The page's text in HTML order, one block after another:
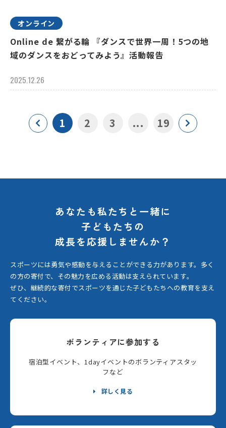
オンライン
Online de 繋がる輪 『ダンスで世界一周！5つの地
域のダンスをおどってみよう』活動報告
2025.12.26
1 2 3 ... 19
あなたも私たちと一緒に
子どもたちの
成長を応援しませんか？
スポーツには勇気や感動を与えることができる力があります。 多く
の方の寄付で、その魅力を広める活動は支えられています。
ぜひ、継続的な寄付でスポーツを通じた子どもたちへの教育を支え
てください。
ボランティアに参加する
宿泊型イベント、1dayイベントのボランティアスタッ
フなど
詳しく見る